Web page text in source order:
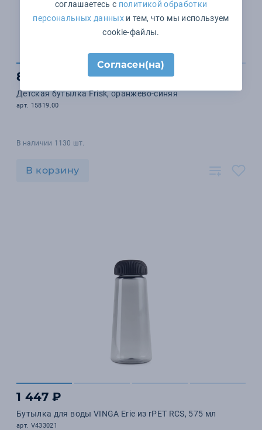
890 ₽
Детская бутылка Frisk, оранжево-синяя
арт. 15819.00
В наличии 1130 шт.
В корзину
1 447 ₽
Бутылка для воды VINGA Erie из rPET RCS, 575 мл
арт. V433021
соглашаетесь с политикой обработки
персональных данныхи тем, что мы используем
cookie-файлы.
Согласен(на)